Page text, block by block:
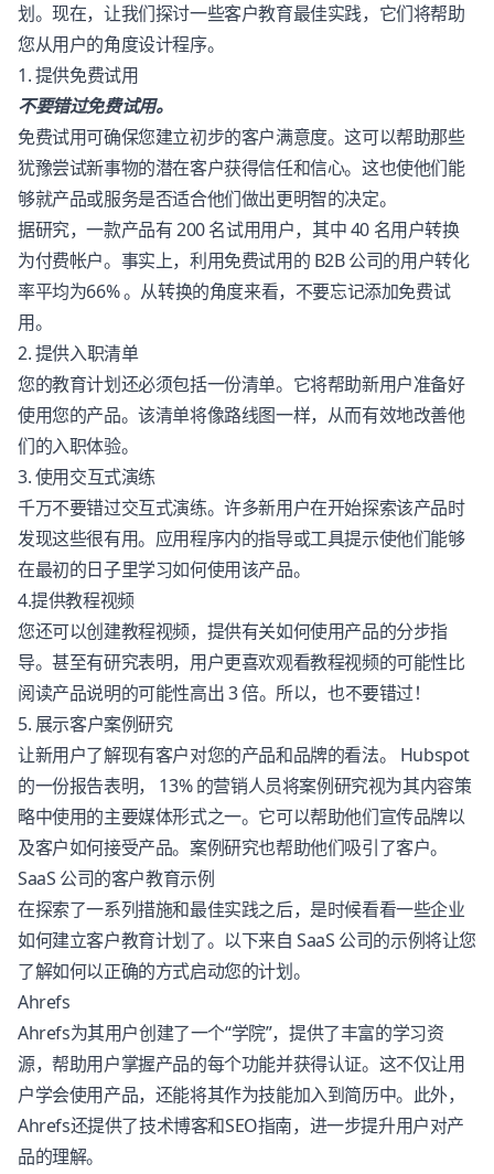
划。现在，让我们探讨一些客户教育最佳实践，它们将帮助
您从用户的角度设计程序。
1. 提供免费试用
不要错过免费试用。
免费试用可确保您建立初步的客户满意度。这可以帮助那些
犹豫尝试新事物的潜在客户获得信任和信心。这也使他们能
够就产品或服务是否适合他们做出更明智的决定。
据研究，一款产品有 200 名试用用户，其中 40 名用户转换
为付费帐户。事实上，利用免费试用的 B2B 公司的用户转化
率平均为66% 。从转换的角度来看，不要忘记添加免费试
用。
2. 提供入职清单
您的教育计划还必须包括一份清单。它将帮助新用户准备好
使用您的产品。该清单将像路线图一样，从而有效地改善他
们的入职体验。
3. 使用交互式演练
千万不要错过交互式演练。许多新用户在开始探索该产品时
发现这些很有用。应用程序内的指导或工具提示使他们能够
在最初的日子里学习如何使用该产品。
4.提供教程视频
您还可以创建教程视频，提供有关如何使用产品的分步指
导。甚至有研究表明，用户更喜欢观看教程视频的可能性比
阅读产品说明的可能性高出 3 倍。所以，也不要错过！
5. 展示客户案例研究
让新用户了解现有客户对您的产品和品牌的看法。 Hubspot
的一份报告表明， 13% 的营销人员将案例研究视为其内容策
略中使用的主要媒体形式之一。它可以帮助他们宣传品牌以
及客户如何接受产品。案例研究也帮助他们吸引了客户。
SaaS 公司的客户教育示例
在探索了一系列措施和最佳实践之后，是时候看看一些企业
如何建立客户教育计划了。以下来自 SaaS 公司的示例将让您
了解如何以正确的方式启动您的计划。
Ahrefs
Ahrefs为其用户创建了一个“学院”，提供了丰富的学习资
源，帮助用户掌握产品的每个功能并获得认证。这不仅让用
户学会使用产品，还能将其作为技能加入到简历中。此外，
Ahrefs还提供了技术博客和SEO指南，进一步提升用户对产
品的理解。